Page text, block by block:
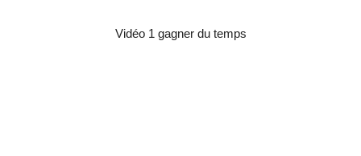
Vidéo 1 gagner du temps